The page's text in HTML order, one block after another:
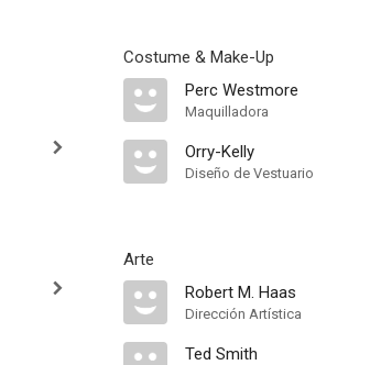
Costume & Make-Up
Perc Westmore
Maquilladora
Orry-Kelly
Diseño de Vestuario
Arte
Robert M. Haas
Dirección Artística
Ted Smith